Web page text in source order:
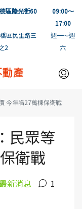
區陸光街60
區民生路三
2
09:00～
17:00
週一～週
六
今年陷27萬棟保衛戰
民眾等
衛戰
最新消息 1